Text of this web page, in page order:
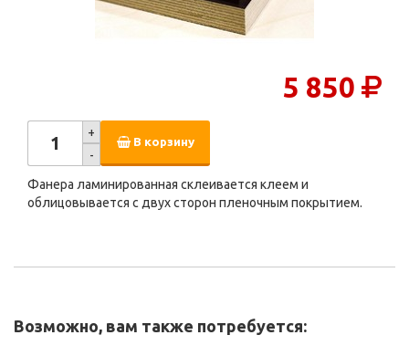
5 850
+
-
В корзину
Фанера ламинированная склеивается клеем и
облицовывается с двух сторон пленочным покрытием.
Возможно, вам также потребуется: